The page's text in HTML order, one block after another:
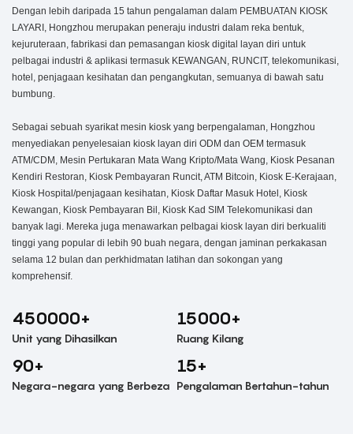
Dengan lebih daripada 15 tahun pengalaman dalam PEMBUATAN KIOSK
LAYARI, Hongzhou merupakan peneraju industri dalam reka bentuk,
kejuruteraan, fabrikasi dan pemasangan kiosk digital layan diri untuk
pelbagai industri & aplikasi termasuk KEWANGAN, RUNCIT, telekomunikasi,
hotel, penjagaan kesihatan dan pengangkutan, semuanya di bawah satu
bumbung.
Sebagai sebuah syarikat mesin kiosk yang berpengalaman, Hongzhou
menyediakan penyelesaian kiosk layan diri ODM dan OEM termasuk
ATM/CDM, Mesin Pertukaran Mata Wang Kripto/Mata Wang, Kiosk Pesanan
Kendiri Restoran, Kiosk Pembayaran Runcit, ATM Bitcoin, Kiosk E-Kerajaan,
Kiosk Hospital/penjagaan kesihatan, Kiosk Daftar Masuk Hotel, Kiosk
Kewangan, Kiosk Pembayaran Bil, Kiosk Kad SIM Telekomunikasi dan
banyak lagi. Mereka juga menawarkan pelbagai kiosk layan diri berkualiti
tinggi yang popular di lebih 90 buah negara, dengan jaminan perkakasan
selama 12 bulan dan perkhidmatan latihan dan sokongan yang
komprehensif.
450000+
Unit yang Dihasilkan
15000+
Ruang Kilang
90+
Negara-negara yang Berbeza
15+
Pengalaman Bertahun-tahun